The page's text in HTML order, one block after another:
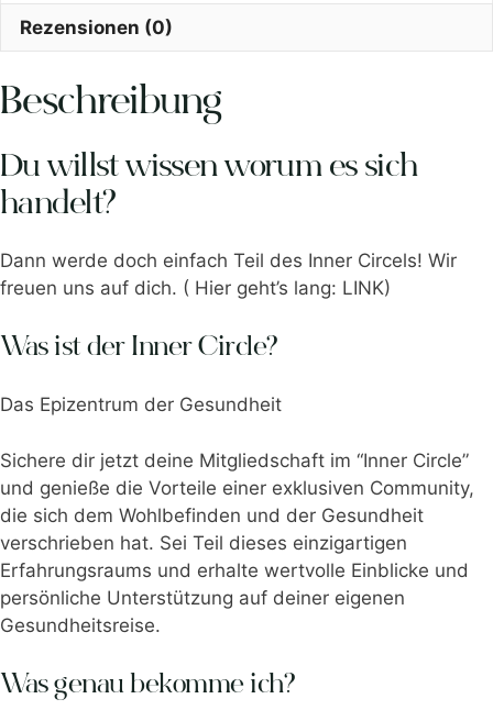
Rezensionen (0)
Beschreibung
Du willst wissen worum es sich
handelt?
Dann werde doch einfach Teil des Inner Circels! Wir
freuen uns auf dich. ( Hier geht’s lang: LINK)
Was ist der Inner Circle?
Das Epizentrum der Gesundheit
Sichere dir jetzt deine Mitgliedschaft im “Inner Circle”
und genieße die Vorteile einer exklusiven Community,
die sich dem Wohlbefinden und der Gesundheit
verschrieben hat. Sei Teil dieses einzigartigen
Erfahrungsraums und erhalte wertvolle Einblicke und
persönliche Unterstützung auf deiner eigenen
Gesundheitsreise.
Was genau bekomme ich?